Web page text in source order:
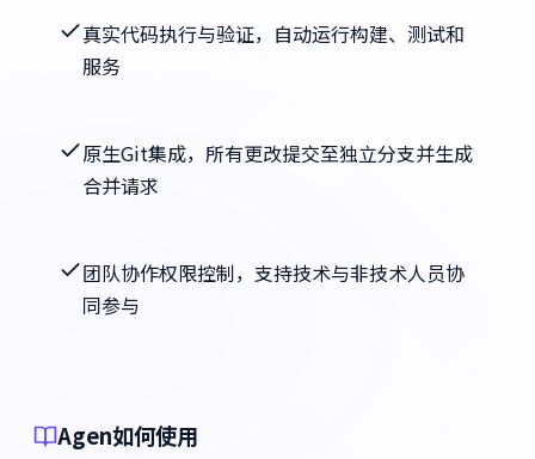
真实代码执行与验证，自动运行构建、测试和
服务
原生Git集成，所有更改提交至独立分支并生成
合并请求
团队协作权限控制，支持技术与非技术人员协
同参与
Agen如何使用